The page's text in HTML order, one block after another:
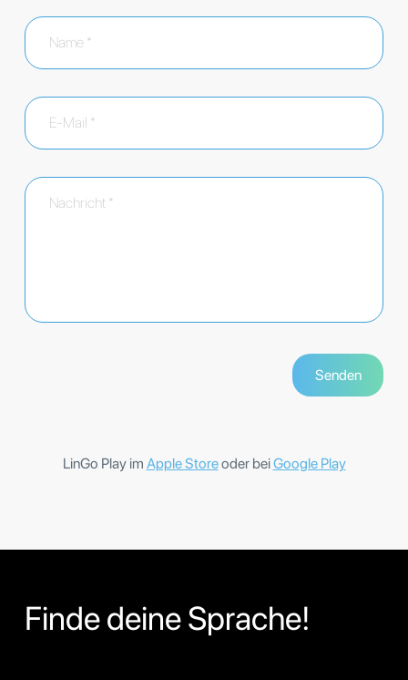
LinGo Play im Apple Storeoder beiGoogle Play
Finde deine Sprache!